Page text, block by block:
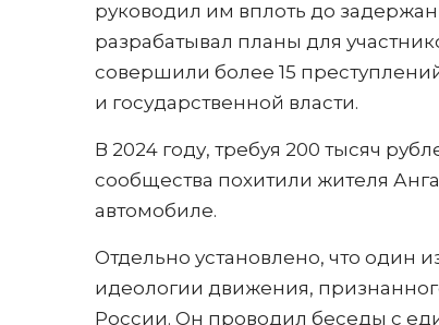
руководил им вплоть до
разрабатывал планы для
совершили более 15
и государственной власти.
В 2024 году, требуя 200 тысяч
сообщества похитили жителя
автомобиле.
Отдельно установлено, что один
идеологии движения,
России. Он проводил беседы с